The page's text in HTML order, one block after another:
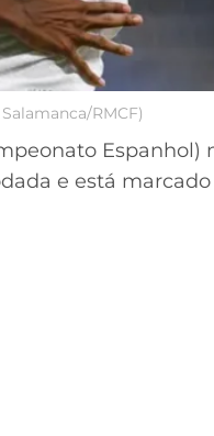
RMCF)
Espanhol)
e está